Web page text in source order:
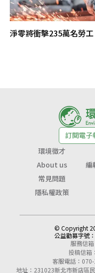
淨零將衝擊235萬名勞
訂閱電子
環境徵才
About us
編
常見問題
隱私權政策
© Copyright
公益勸募字號：
服務信箱
投稿信箱：
客服電話：
地址：231023新北市新店區